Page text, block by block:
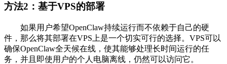
方法2：基于VPS的部署
如果用户希望OpenClaw持续运行而不依赖于自己的硬
件，那么将其部署在VPS上是一个切实可行的选择。VPS可以
确保OpenClaw全天候在线，使其能够处理长时间运行的任
务，并且即使用户的个人电脑离线，仍然可以访问它。